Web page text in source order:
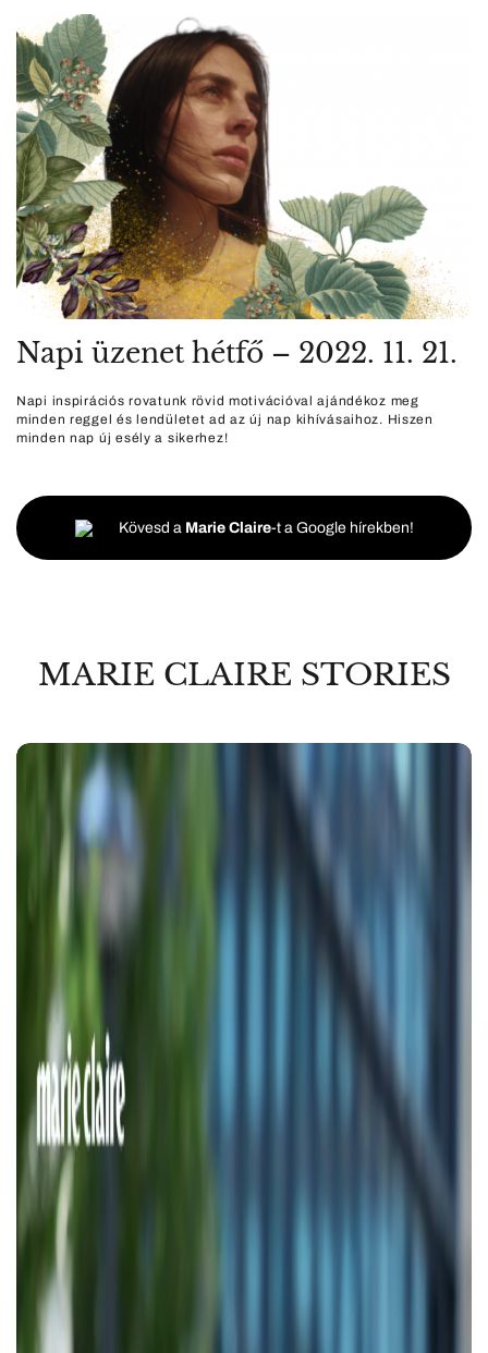
Napi üzenet hétfő – 2022. 11. 21.
Napi inspirációs rovatunk rövid motivációval ajándékoz meg
minden reggel és lendületet ad az új nap kihívásaihoz. Hiszen
minden nap új esély a sikerhez!
Kövesd a Marie Claire-t a Google hírekben!
MARIE CLAIRE STORIES